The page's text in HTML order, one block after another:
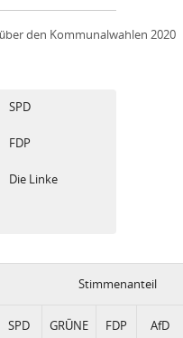
den Kommunalwahlen 2020
SPD
FDP
Die Linke
Stimmenanteil
SPD GRÜNE FDP AfD